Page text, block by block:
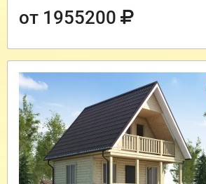
от 1955200